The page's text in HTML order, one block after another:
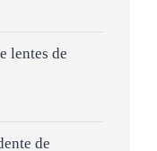
lentes de
de